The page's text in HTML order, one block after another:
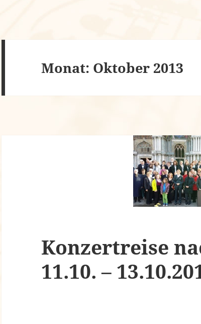
Monat: Oktober 2013
Konzertreise
11.10. –